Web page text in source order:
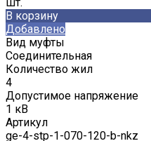
В корзину
Добавлено
Вид муфты
Соединительная
Количество жил
4
Допустимое напряжение
1 кВ
Артикул
ge-4-stp-1-070-120-b-nkz